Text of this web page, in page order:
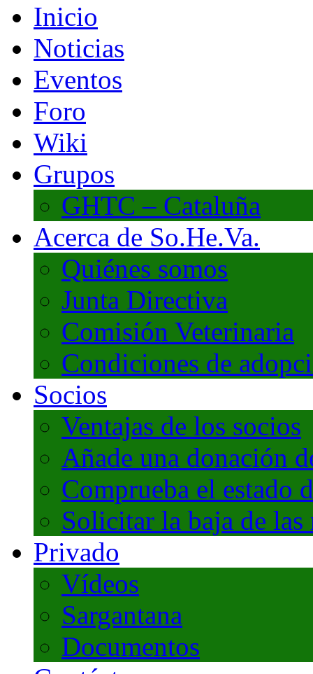
Inicio
Noticias
Eventos
Foro
Wiki
Grupos
GHTC – Cataluña
Acerca de So.He.Va.
Quiénes somos
Junta Directiva
Comisión Veterinaria
Condiciones de
Socios
Ventajas de los socios
Añade una donación
Comprueba el estado
Solicitar la baja de
Privado
Vídeos
Sargantana
Documentos